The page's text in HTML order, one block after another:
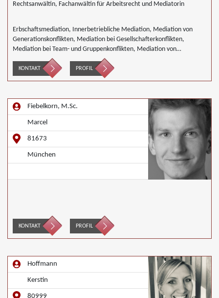
Rechtsanwältin, Fachanwältin für Arbeitsrecht und Mediatorin
Erbschaftsmediation, Innerbetriebliche Mediation, Mediation von
Generationskonflikten, Mediation bei Gesellschafterkonflikten,
Mediation bei Team- und Gruppenkonflikten, Mediation von
Unternehmensnachfolgen, Wirtschaftsmediation
KONTAKT PROFIL
Fiebelkorn, M.Sc.
Marcel
81673
München
KONTAKT PROFIL
Hoffmann
Kerstin
80999